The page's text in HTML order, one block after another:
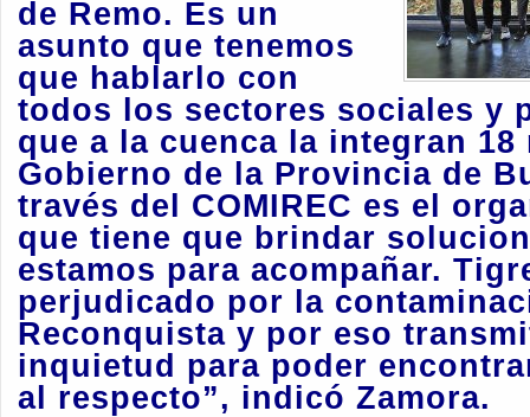
de Remo. Es un
asunto que tenemos
que hablarlo con
todos los sectores sociales y
que a la cuenca la integran
Gobierno de la Provincia de
través del COMIREC es el
que tiene que brindar
estamos para acompañar.
perjudicado por la
Reconquista y por eso
inquietud para poder
al respecto”, indicó Zamora.